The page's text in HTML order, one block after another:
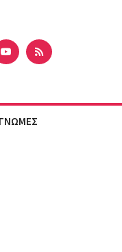
ΓΝΩΜΕΣ